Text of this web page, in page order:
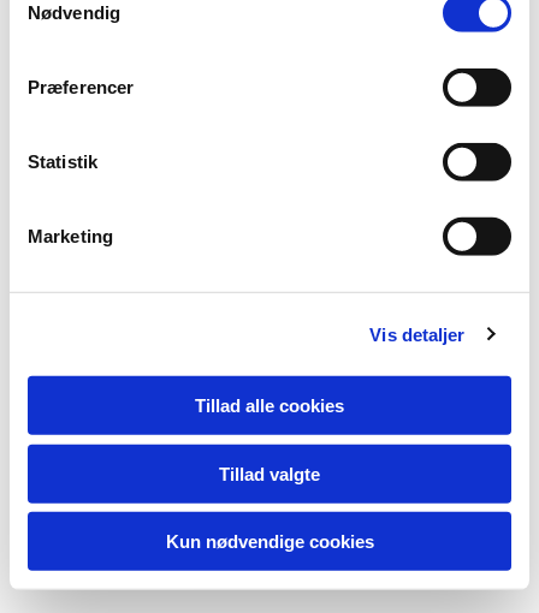
Nødvendig
Præferencer
Statistik
Marketing
Vis detaljer
Tillad alle cookies
Tillad valgte
Kun nødvendige cookies